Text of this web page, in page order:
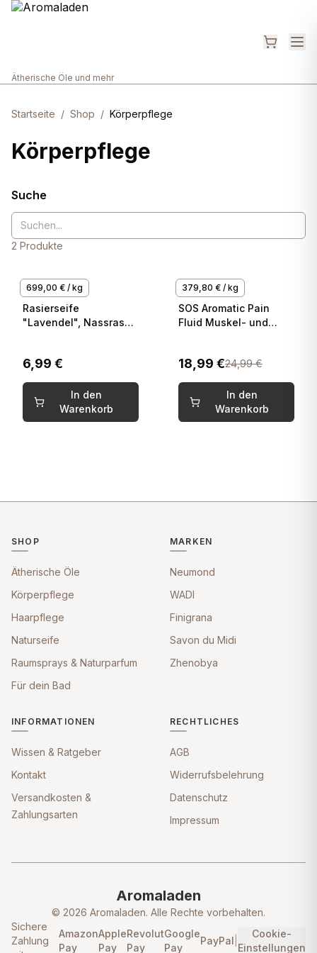
Ätherische Öle und mehr
Startseite / Shop / Körperpflege
Körperpflege
Suche
2 Produkte
699,00 € / kg
Finigrana
Rasierseife
"Lavendel", Nassrasur
100g
6,99 €
In den
Warenkorb
379,80 € / kg
WADI
SOS Aromatic Pain
Fluid Muskel- und
18,99 €24,99 €
In den
Warenkorb
SHOP
Ätherische Öle
Körperpflege
Haarpflege
Naturseife
Raumsprays & Naturparfum
Für dein Bad
MARKEN
Neumond
WADI
Finigrana
Savon du Midi
Zhenobya
INFORMATIONEN
Wissen & Ratgeber
Kontakt
Versandkosten &
Zahlungsarten
RECHTLICHES
AGB
Widerrufsbelehrung
Datenschutz
Impressum
Aromaladen
© 2026 Aromaladen. Alle Rechte vorbehalten.
Sichere
Zahlung
Amazon
Pay
Apple
Pay
Revolut
Pay
Google
Pay
PayPal
Cookie-
Einstellungen